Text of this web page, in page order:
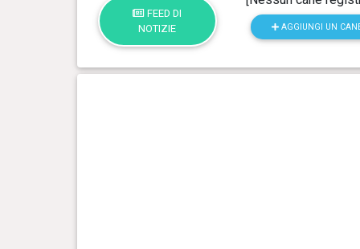
FEED DI
NOTIZIE
AGGIUNGI UN